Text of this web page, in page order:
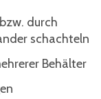
durch
schachteln
Behälter